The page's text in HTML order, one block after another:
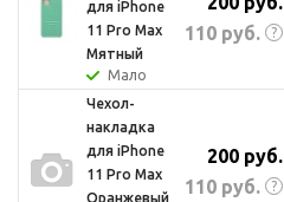
для iPhone
11 Pro Max
Мятный
Мало
110 руб. ?
Чехол-
накладка
для iPhone
11 Pro Max
Оранжевый
200 руб.
110 руб. ?